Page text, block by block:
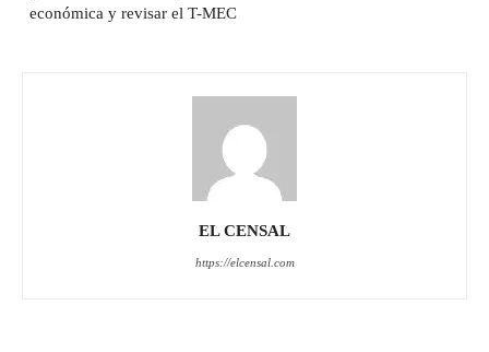
económica y revisar el T-MEC
EL CENSAL
https://elcensal.com